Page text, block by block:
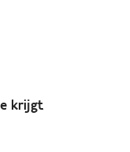
krijgt